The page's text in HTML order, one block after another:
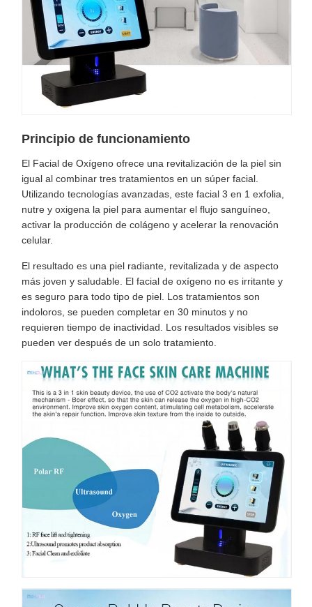
Principio de funcionamiento
El Facial de Oxígeno ofrece una revitalización de la piel sin
igual al combinar tres tratamientos en un súper facial.
Utilizando tecnologías avanzadas, este facial 3 en 1 exfolia,
nutre y oxigena la piel para aumentar el flujo sanguíneo,
activar la producción de colágeno y acelerar la renovación
celular.
El resultado es una piel radiante, revitalizada y de aspecto
más joven y saludable. El facial de oxígeno no es irritante y
es seguro para todo tipo de piel. Los tratamientos son
indoloros, se pueden completar en 30 minutos y no
requieren tiempo de inactividad. Los resultados visibles se
pueden ver después de un solo tratamiento.